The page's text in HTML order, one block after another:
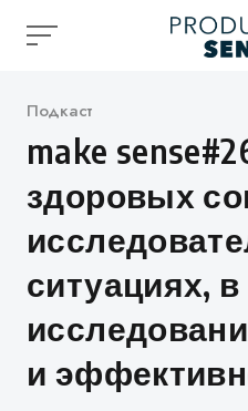
Категория
Подкаст
make
здоровых
ситуациях,
и